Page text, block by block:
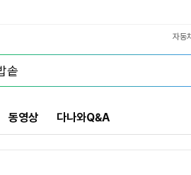
자동
동영상 다나와Q&A